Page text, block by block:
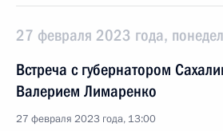
27 февраля 2023 года,
Встреча с губернатором
Валерием Лимаренко
27 февраля 2023 года, 13:00